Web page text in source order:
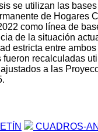
se utilizan las
de Hogares
como línea de
de la situación
estricta entre
fueron recalculadas
a las
CUADROS-